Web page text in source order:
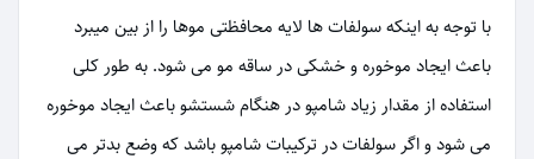
با توجه به اینکه سولفات ها لایه محافظتی موها را از بین میبرد
باعث ایجاد موخوره و خشکی در ساقه مو می شود. به طور کلی
استفاده از مقدار زیاد شامپو در هنگام شستشو باعث ایجاد موخوره
می شود و اگر سولفات در ترکیبات شامپو باشد که وضع بدتر می